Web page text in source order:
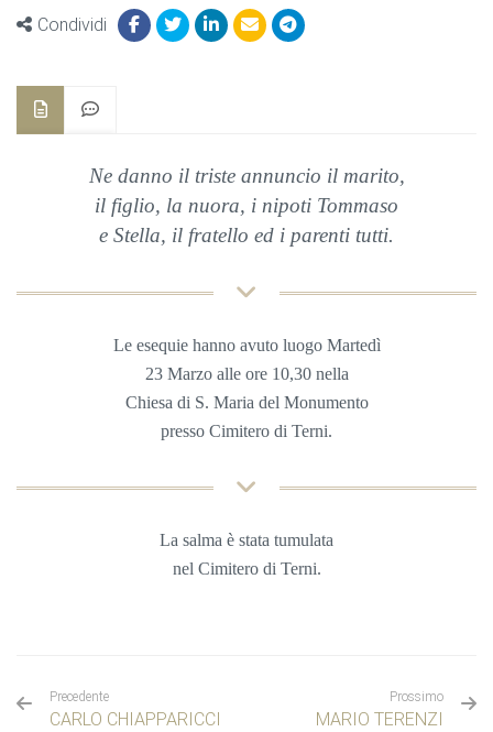
Condividi
Ne danno il triste annuncio il marito,
il figlio, la nuora, i nipoti Tommaso
e Stella, il fratello ed i parenti tutti.
Le esequie hanno avuto luogo Martedì
23 Marzo alle ore 10,30 nella
Chiesa di S. Maria del Monumento
presso Cimitero di Terni.
La salma è stata tumulata
nel Cimitero di Terni.
Precedente
CARLO CHIAPPARICCI
Prossimo
MARIO TERENZI